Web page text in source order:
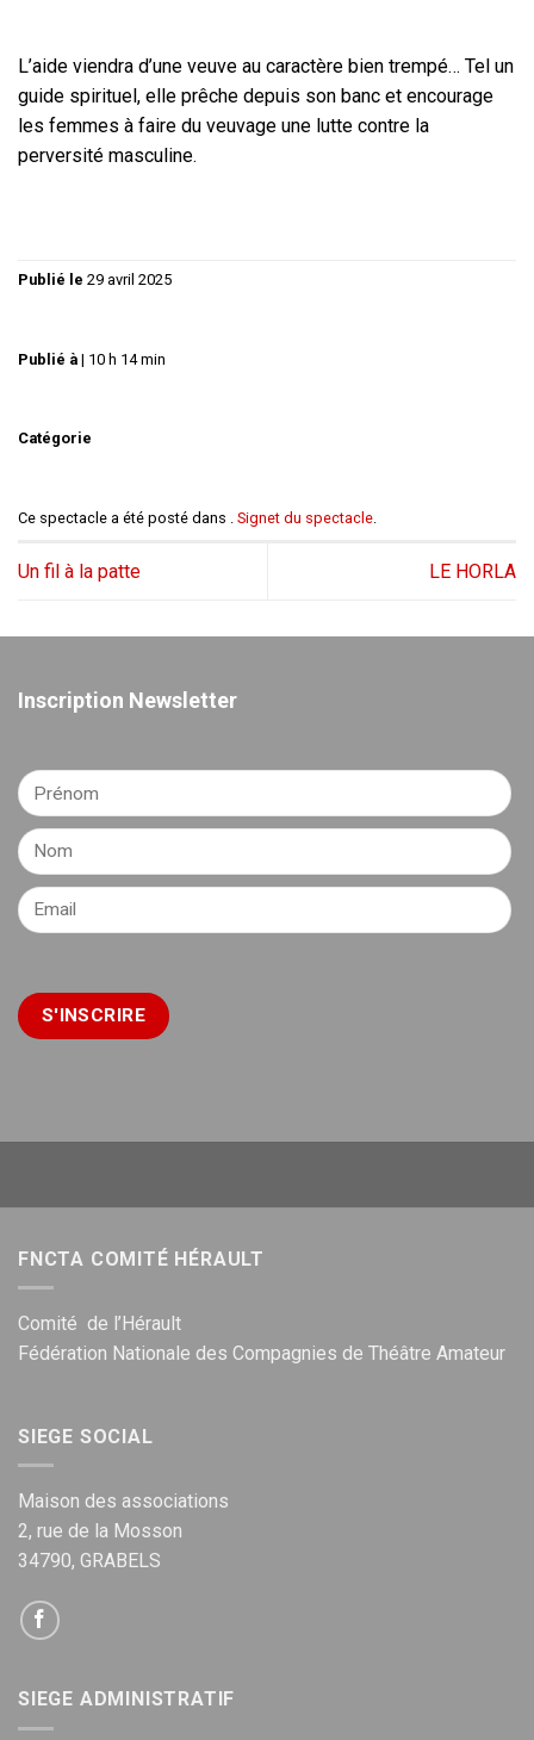
L’aide viendra d’une veuve au caractère bien trempé… Tel un
guide spirituel, elle prêche depuis son banc et encourage
les femmes à faire du veuvage une lutte contre la
perversité masculine.
Publié le 29 avril 2025
Publié à | 10 h 14 min
Catégorie
Ce spectacle a été posté dans . Signet du spectacle.
Un fil à la patte LE HORLA
Inscription Newsletter
FNCTA COMITÉ HÉRAULT
Comité de l’Hérault
Fédération Nationale des Compagnies de Théâtre Amateur
SIEGE SOCIAL
Maison des associations
2, rue de la Mosson
34790, GRABELS
SIEGE ADMINISTRATIF